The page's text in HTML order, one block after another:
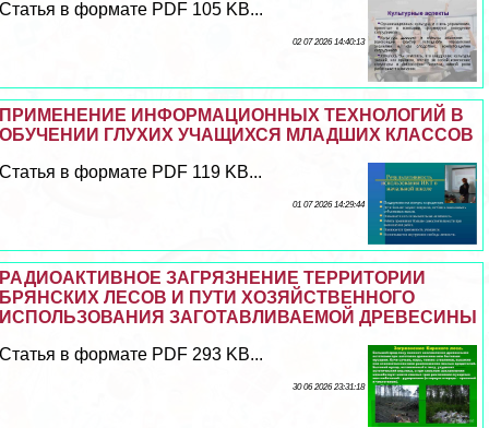
Статья в формате PDF 105 KB...
02 07 2026 14:40:13
ПРИМЕНЕНИЕ ИНФОРМАЦИОННЫХ ТЕХНОЛОГИЙ В
ОБУЧЕНИИ ГЛУХИХ УЧАЩИХСЯ МЛАДШИХ КЛАССОВ
Статья в формате PDF 119 KB...
01 07 2026 14:29:44
РАДИОАКТИВНОЕ ЗАГРЯЗНЕНИЕ ТЕРРИТОРИИ
БРЯНСКИХ ЛЕСОВ И ПУТИ ХОЗЯЙСТВЕННОГО
ИСПОЛЬЗОВАНИЯ ЗАГОТАВЛИВАЕМОЙ ДРЕВЕСИНЫ
Статья в формате PDF 293 KB...
30 06 2026 23:31:18